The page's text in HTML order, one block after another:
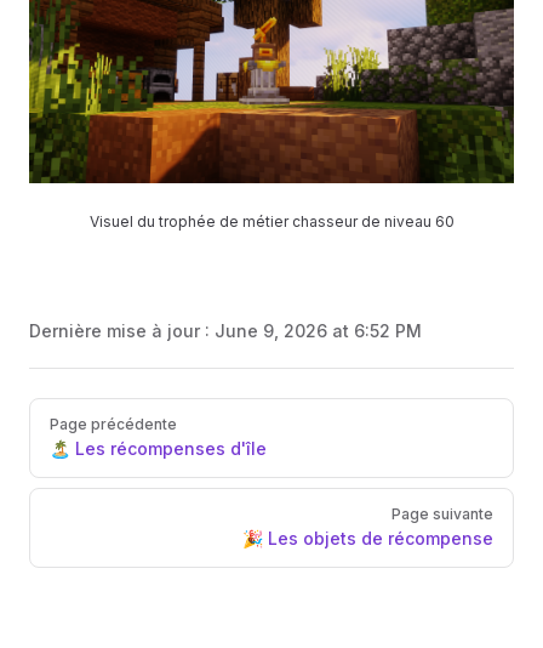
Visuel du trophée de métier chasseur de niveau 60
Dernière mise à jour : June 9, 2026 at 6:52 PM
Pager
Page précédente
🏝️ Les récompenses d'île
Page suivante
🎉 Les objets de récompense